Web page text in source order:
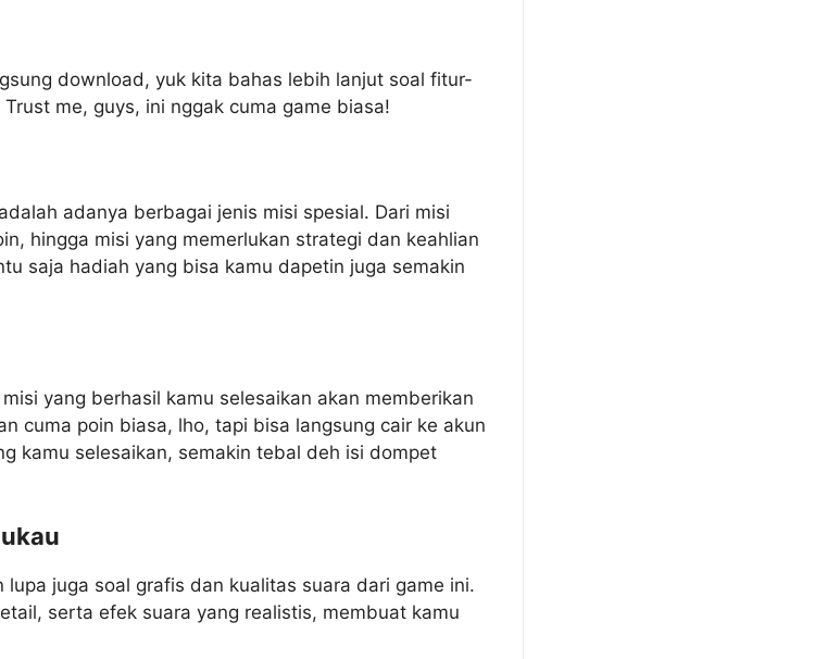
download, yuk kita bahas lebih lanjut soal fitur-
me, guys, ini nggak cuma game biasa!
adanya berbagai jenis misi spesial. Dari misi
hingga misi yang memerlukan strategi dan keahlian
saja hadiah yang bisa kamu dapetin juga semakin
yang berhasil kamu selesaikan akan memberikan
cuma poin biasa, lho, tapi bisa langsung cair ke akun
kamu selesaikan, semakin tebal deh isi dompet
juga soal grafis dan kualitas suara dari game ini.
serta efek suara yang realistis, membuat kamu